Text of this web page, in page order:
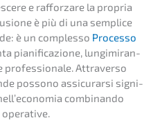
e rafforz­a­re la propria
è più di una sempli­ce
è un comples­so Proces­so
piani­fi­ca­zio­ne, lungi­mi­ran­
profes­sio­na­le. Attra­ver­so
posso­no assicur­ar­si signi­
combi­n­an­do